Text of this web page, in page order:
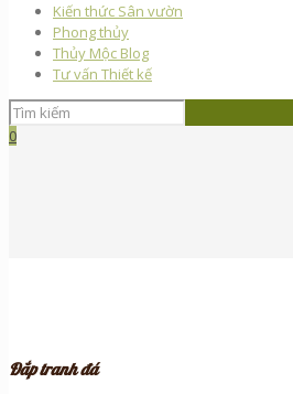
Kiến thức Sân vườn
Phong thủy
Thủy Mộc Blog
Tư vấn Thiết kế
0
Đắp tranh đá